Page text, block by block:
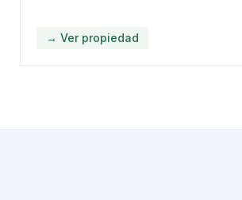
→ Ver propiedad